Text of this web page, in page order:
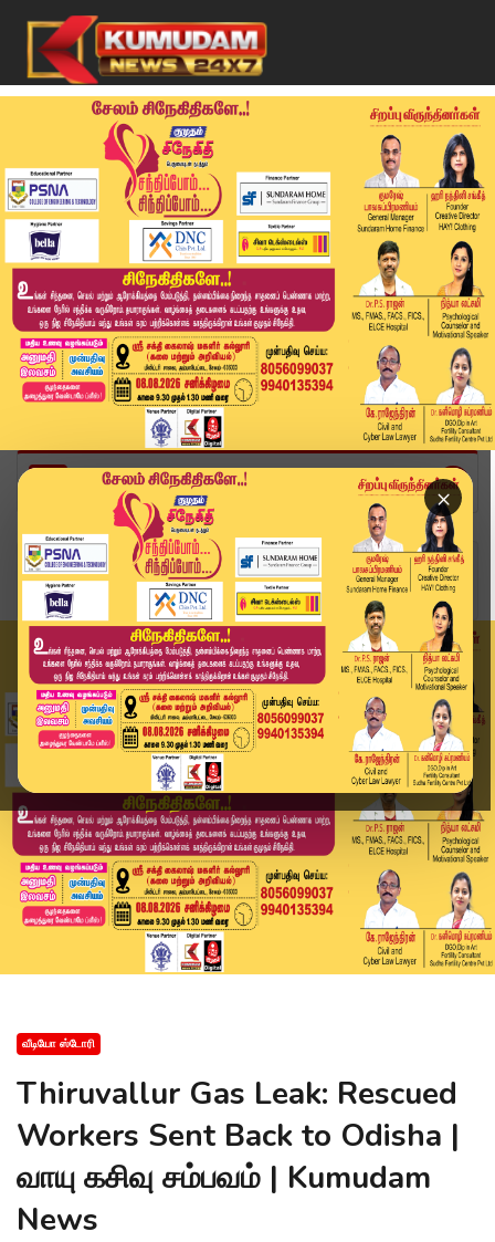
×
Home
வீடியோ ஸ்டோரி
Thiruvallur Gas Leak: Rescued Workers Sent Back...
வீடியோ ஸ்டோரி
Thiruvallur Gas Leak: Rescued
Workers Sent Back to Odisha |
வாயு கசிவு சம்பவம் | Kumudam
News